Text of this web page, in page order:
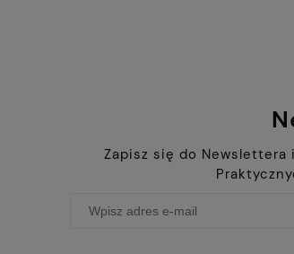
Zapisz się do Newslettera